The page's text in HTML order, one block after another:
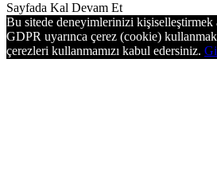
Sayfada Kal Devam Et
Bu sitede deneyimlerinizi
GDPR uyarınca çerez (cookie)
çerezleri kullanmamızı kabul edersiniz.